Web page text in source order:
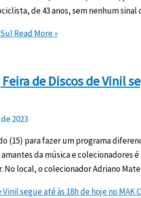
de 43 anos, sem nenhum
Read More »
de Discos de Vinil
2023
(15) para fazer um programa
da música e colecionadores
No local, o colecionador Adriano
segue até às 18h de hoje no MAK